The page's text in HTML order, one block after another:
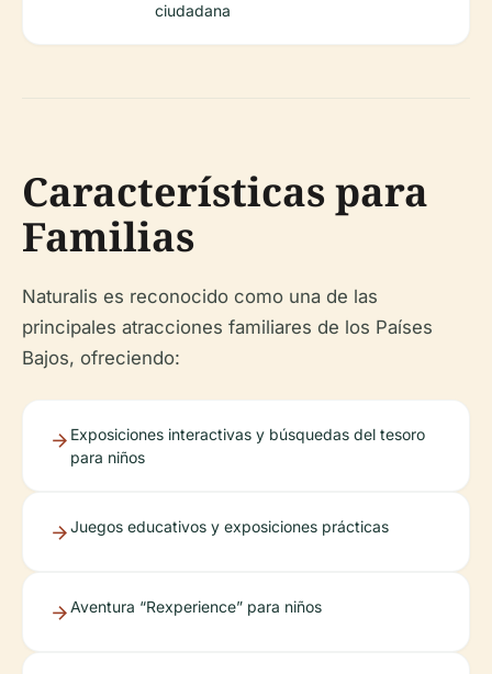
ciudadana
Características para
Familias
Naturalis es reconocido como una de las
principales atracciones familiares de los Países
Bajos, ofreciendo:
Exposiciones interactivas y búsquedas del tesoro
para niños
Juegos educativos y exposiciones prácticas
Aventura “Rexperience” para niños